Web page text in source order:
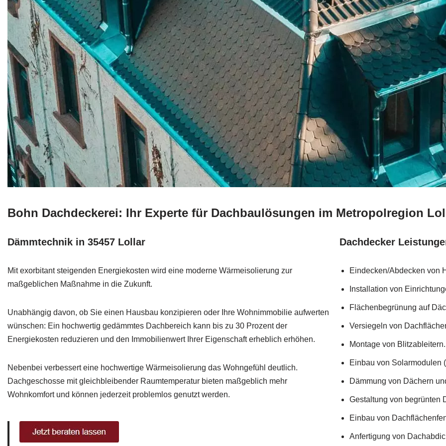
Bohn Dachdeckerei: Ihr Experte für Dachbaulösungen im Metropolregion
Dämmtechnik in 35457 Lollar
Mit exorbitant steigenden Energiekosten wird eine moderne Wärmeisolierung zur
maßgeblichen Maßnahme in die Zukunft.
Unabhängig davon, ob Sie einen Hausbau konzipieren oder Ihre Wohnimmobilie aufwerten
wünschen: Ein hochwertig gedämmtes Dachbereich kann bis zu 30 Prozent der
Energiekosten reduzieren und den Immobilienwert Ihrer Eigenschaft erheblich erhöhen.
Nebenbei verbessert eine hochwertige Wärmeisolierung das Wohngefühl deutlich.
Dachgeschosse mit gleichbleibender Raumtemperatur bieten maßgeblich mehr
Wohnkomfort und können jederzeit problemlos genutzt werden.
Dachdecker
Eindecken/Abdecken von
Installation von
Flächenbegrünung auf
Versiegeln von
Montage von Blitzableitern.
Einbau von Solarmodulen
Dämmung von Dächern
Gestaltung von begrünten
Einbau von
Anfertigung von